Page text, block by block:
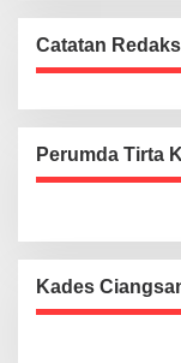
Catatan
Perumda Tirta
Kades